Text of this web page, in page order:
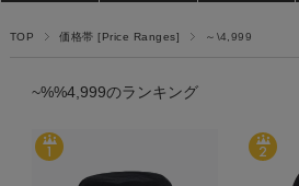
TOP 価格帯 [Price Ranges] ～\4,999
~%%4,999のランキング